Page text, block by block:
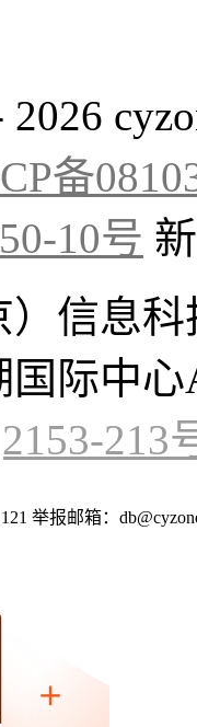
备
10号
）信息
国际中
213
举报邮箱：